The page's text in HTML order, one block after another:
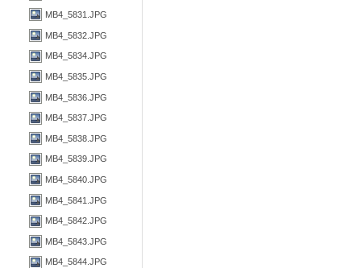
MB4_5831.JPG
MB4_5832.JPG
MB4_5834.JPG
MB4_5835.JPG
MB4_5836.JPG
MB4_5837.JPG
MB4_5838.JPG
MB4_5839.JPG
MB4_5840.JPG
MB4_5841.JPG
MB4_5842.JPG
MB4_5843.JPG
MB4_5844.JPG